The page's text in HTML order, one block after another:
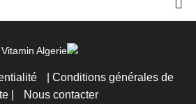
Conditions générales de
Nous contacter